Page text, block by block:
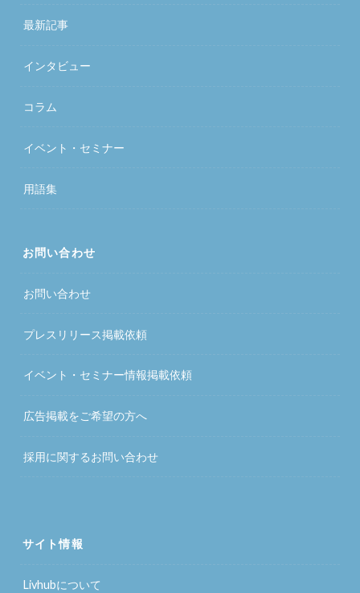
最新記事
インタビュー
コラム
イベント・セミナー
用語集
お問い合わせ
お問い合わせ
プレスリリース掲載依頼
イベント・セミナー情報掲載依頼
広告掲載をご希望の方へ
採用に関するお問い合わせ
サイト情報
Livhubについて